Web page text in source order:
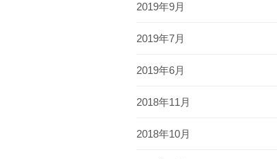
2019年9月
2019年7月
2019年6月
2018年11月
2018年10月